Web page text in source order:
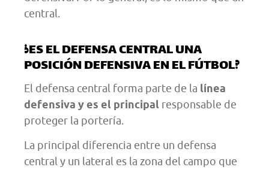
central.
¿ES EL DEFENSA CENTRAL UNA
POSICIÓN DEFENSIVA EN EL FÚTBOL?
El defensa central forma parte de la línea
defensiva y es el principal responsable de
proteger la portería.
La principal diferencia entre un defensa
central y un lateral es la zona del campo que